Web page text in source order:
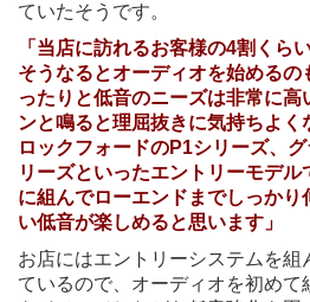
ていたそうです。
「当店に訪れるお客様の4割くら
そうなるとオーディオを始める
ったりと低音のニーズは非常に
ンと鳴ると理屈抜きに気持ちよ
ロックフォードのP1シリーズ、
リーズといったエントリーモデ
に組んでローエンドまでしっか
い低音が楽しめると思います」
お店にはエントリーシステムを
ているので、オーディオを初め